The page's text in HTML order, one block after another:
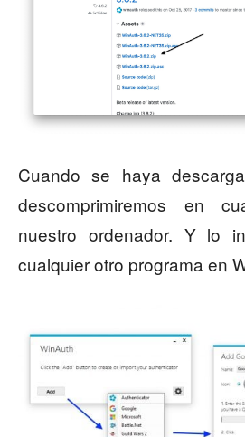
Cuando se haya
descomprimiremos en
nuestro ordenador. Y lo
cualquier otro programa en